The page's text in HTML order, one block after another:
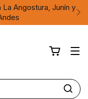
Angostura, Junín y